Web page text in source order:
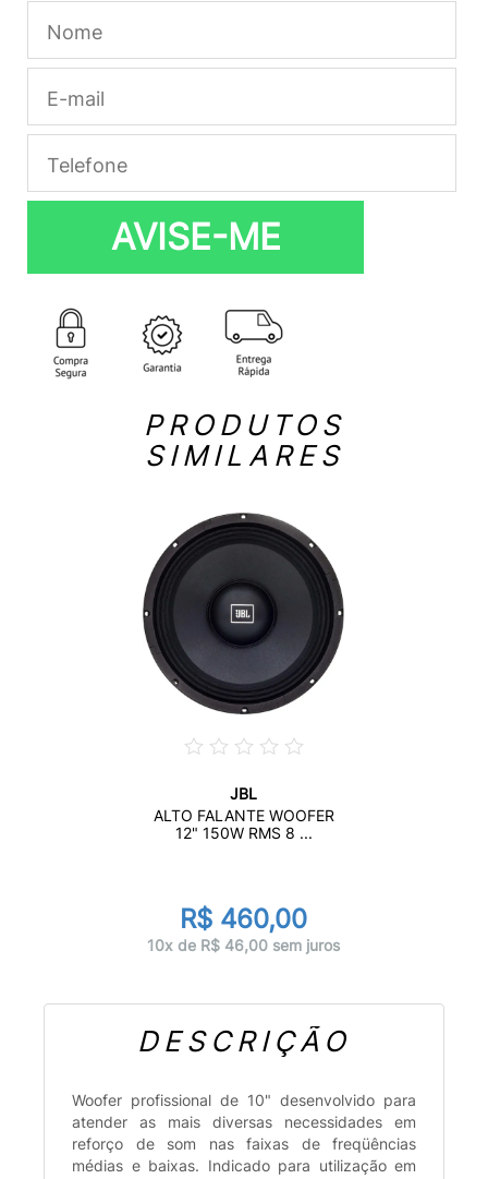
AVISE-ME
PRODUTOS
SIMILARES
JBL
ALTO FALANTE WOOFER
12" 150W RMS 8 ...
R$ 460,00
10x de R$ 46,00 sem juros
DESCRIÇÃO
Woofer profissional de 10" desenvolvido para
atender as mais diversas necessidades em
reforço de som nas faixas de freqüências
médias e baixas. Indicado para utilização em